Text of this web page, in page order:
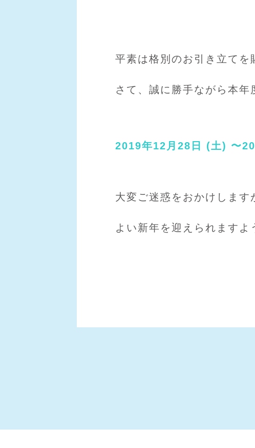
平素は格別のお引き立てを
さて、誠に勝手ながら本年
2019年12月28日 (土) 〜
大変ご迷惑をおかけします
よい新年を迎えられますよ